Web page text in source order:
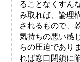
ることなくすん
み取れば、論理
されるもので、
気持ちの悪い感
らの圧迫であり
れば窓口閉鎖に